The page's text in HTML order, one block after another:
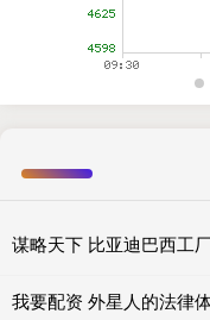
谋略天下 比亚迪巴西工
我要配资 外星人的法律